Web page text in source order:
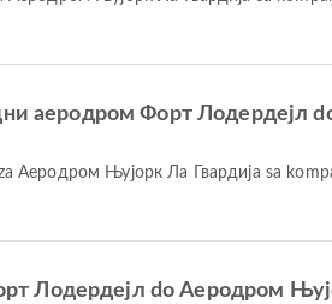
аеродром Форт Лодердејл
Лодердејл do Аеродром